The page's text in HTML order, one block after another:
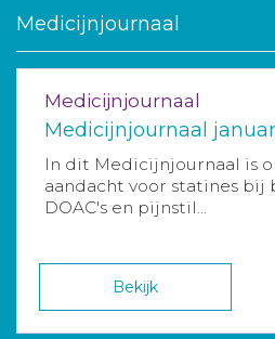
Medicijnjournaal
Medicijnjournaal
Medicijnjournaal
In dit Medicijnjournaal is
aandacht voor statines bij
DOAC's en pijnstil...
Bekijk